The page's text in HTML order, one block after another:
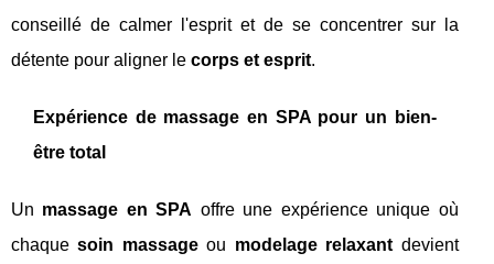
conseillé de calmer l'esprit et de se concentrer sur la
détente pour aligner le corps et esprit.
Expérience de massage en SPA pour un bien-
être total
Un massage en SPA offre une expérience unique où
chaquesoin massageou modelage relaxant devient